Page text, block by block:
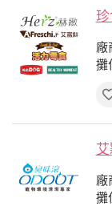
廠
攤
廠
攤